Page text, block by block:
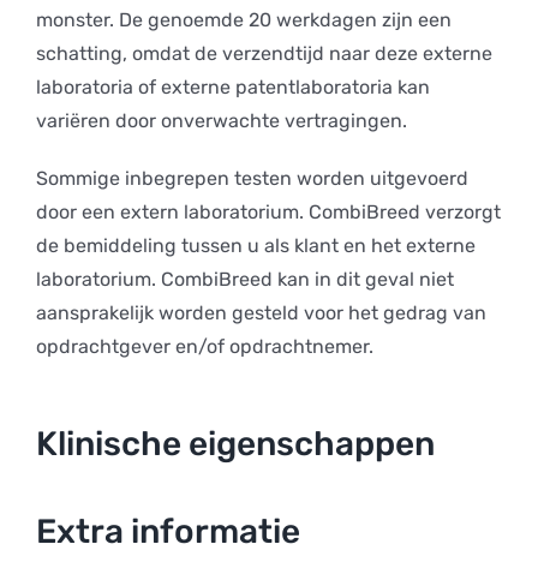
monster. De genoemde 20 werkdagen zijn een
schatting, omdat de verzendtijd naar deze externe
laboratoria of externe patentlaboratoria kan
variëren door onverwachte vertragingen.
Sommige inbegrepen testen worden uitgevoerd
door een extern laboratorium. CombiBreed verzorgt
de bemiddeling tussen u als klant en het externe
laboratorium. CombiBreed kan in dit geval niet
aansprakelijk worden gesteld voor het gedrag van
opdrachtgever en/of opdrachtnemer.
Klinische eigenschappen
Extra informatie